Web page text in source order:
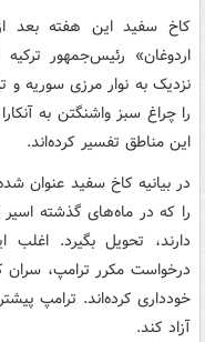
کاخ سفید این هفته بعد
اردوغان» رئیس‌جمهور
نزدیک به نوار مرزی سوریه و
را چراغ سبز واشنگتن به
این مناطق تفسیر کرده‌اند.
در بیانیه کاخ سفید عنوان
را که در ماه‌های گذشته اسیر
دارند، تحویل بگیرد. اغلب
درخواست مکرر ترامپ، سران
خودداری کرده‌اند. ترامپ
آزاد کند.